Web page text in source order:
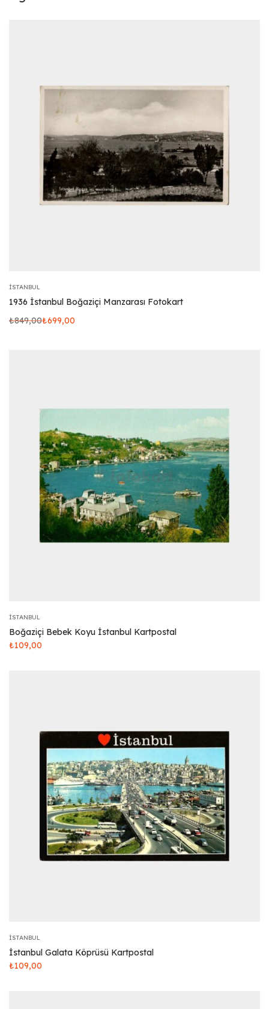
İSTANBUL
1936 İstanbul Boğaziçi Manzarası Fotokart
₺849,00₺699,00
İSTANBUL
Boğaziçi Bebek Koyu İstanbul Kartpostal
₺109,00
İSTANBUL
İstanbul Galata Köprüsü Kartpostal
₺109,00